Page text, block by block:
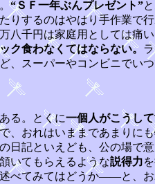
“ＳＦ一年ぶんプレゼント”
するのはやはり手作業で
八千円は家庭用としては
ク食わなくてはならない。
スーパーやコンビニでい
る。とくに一個人がこうし
、おれはいままであまり
日記といえども、公の場で意
いてもらえるような説得力
べてみてはどうか――と、お